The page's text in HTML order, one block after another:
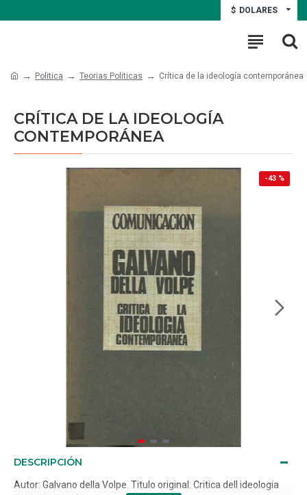
$ DOLARES
Politica Teorias Politicas Crítica de la ideología contemporánea
CRÍTICA DE LA IDEOLOGÍA
CONTEMPORÁNEA
-43 %
DESCRIPCIÓN
Autor: Galvano della Volpe. Titulo original: Critica dell ideologia